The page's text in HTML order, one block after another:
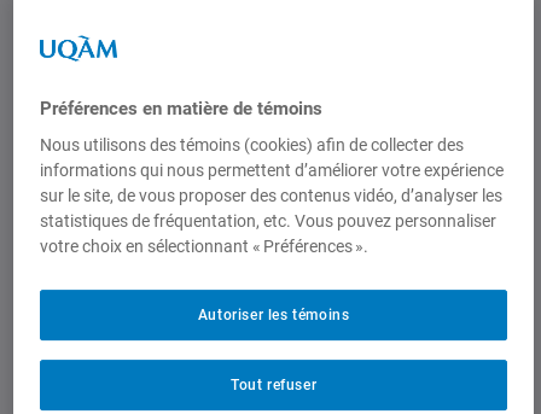
governance
AI, blockchain, and cloud
computing in urban
administration
Citizen-Centric Services and
inclusion
Role of social media in urban
Préférences en matière de témoins
Nous utilisons des témoins (cookies) afin de collecter des
informations qui nous permettent d’améliorer votre expérience
sur le site, de vous proposer des contenus vidéo, d’analyser les
statistiques de fréquentation, etc. Vous pouvez personnaliser
votre choix en sélectionnant « Préférences ».
Tout refuser
Autoriser les témoins